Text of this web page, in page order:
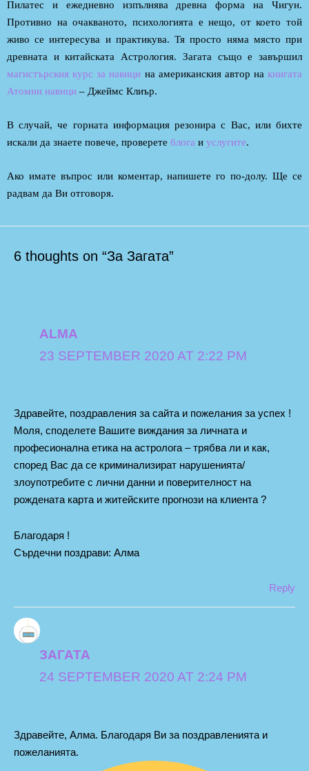
Пилатес и ежедневно изпълнява древна форма на Чигун.
Противно на очакваното, психологията е нещо, от което той
живо се интересува и практикува. Тя просто няма място при
древната и китайската Астрология. Загата също е завършил
магистърския курс за навици на американския автор на книгата
Атомни навици – Джеймс Клиър.
В случай, че горната информация резонира с Вас, или бихте
искали да знаете повече, проверете блога и услугите.
Ако имате въпрос или коментар, напишете го по-долу. Ще се
радвам да Ви отговоря.
6 thoughts on “За Загата”
ALMA
23 SEPTEMBER 2020 AT 2:22 PM
Здравейте, поздравления за сайта и пожелания за успех !
Моля, споделете Вашите виждания за личната и
професионална етика на астролога – трябва ли и как,
според Вас да се криминализират нарушенията/
злоупотребите с лични данни и поверителност на
рождената карта и житейските прогнози на клиента ?
Благодаря !
Сърдечни поздрави: Алма
Reply
ЗАГАТА
24 SEPTEMBER 2020 AT 2:24 PM
Здравейте, Алма. Благодаря Ви за поздравленията и
пожеланията.